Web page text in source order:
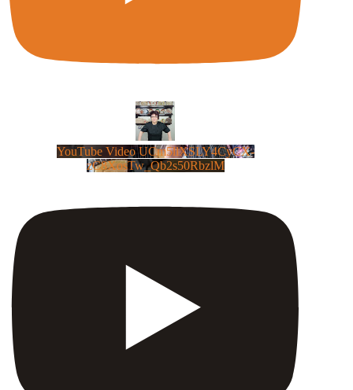
YouTube Video UCm5llXSLY4CyCX-
zC8XosTw_Qb2s50RbzlM